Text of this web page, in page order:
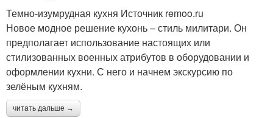
Темно-изумрудная кухня Источник remoo.ru
Новое модное решение кухонь – стиль милитари. Он
предполагает использование настоящих или
стилизованных военных атрибутов в оборудовании и
оформлении кухни. С него и начнем экскурсию по
зелёным кухням.
читать дальше →